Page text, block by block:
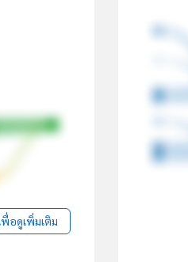
พื่อดูเพิ่มเติม